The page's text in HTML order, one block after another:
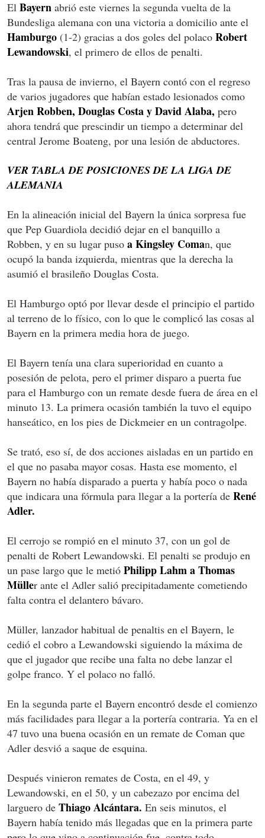
El Bayern abrió este viernes la segunda vuelta de la
Bundesliga alemana con una victoria a domicilio ante el
Hamburgo (1-2) gracias a dos goles del polaco Robert
Lewandowski, el primero de ellos de penalti.
Tras la pausa de invierno, el Bayern contó con el regreso
de varios jugadores que habían estado lesionados como
Arjen Robben, Douglas Costa y David Alaba, pero
ahora tendrá que prescindir un tiempo a determinar del
central Jerome Boateng, por una lesión de abductores.
VER TABLA DE POSICIONES DE LA LIGA DE
ALEMANIA
En la alineación inicial del Bayern la única sorpresa fue
que Pep Guardiola decidió dejar en el banquillo a
Robben, y en su lugar puso a Kingsley Coman, que
ocupó la banda izquierda, mientras que la derecha la
asumió el brasileño Douglas Costa.
El Hamburgo optó por llevar desde el principio el partido
al terreno de lo físico, con lo que le complicó las cosas al
Bayern en la primera media hora de juego.
El Bayern tenía una clara superioridad en cuanto a
posesión de pelota, pero el primer disparo a puerta fue
para el Hamburgo con un remate desde fuera de área en el
minuto 13. La primera ocasión también la tuvo el equipo
hanseático, en los pies de Dickmeier en un contragolpe.
Se trató, eso sí, de dos acciones aisladas en un partido en
el que no pasaba mayor cosas. Hasta ese momento, el
Bayern no había disparado a puerta y había poco o nada
que indicara una fórmula para llegar a la portería de René
Adler.
El cerrojo se rompió en el minuto 37, con un gol de
penalti de Robert Lewandowski. El penalti se produjo en
un pase largo que le metió Philipp Lahm a Thomas
Müller ante el Adler salió precipitadamente cometiendo
falta contra el delantero bávaro.
Müller, lanzador habitual de penaltis en el Bayern, le
cedió el cobro a Lewandowski siguiendo la máxima de
que el jugador que recibe una falta no debe lanzar el
golpe franco. Y el polaco no falló.
En la segunda parte el Bayern encontró desde el comienzo
más facilidades para llegar a la portería contraria. Ya en el
47 tuvo una buena ocasión en un remate de Coman que
Adler desvió a saque de esquina.
Después vinieron remates de Costa, en el 49, y
Lewandowski, en el 50, y un cabezazo por encima del
larguero de Thiago Alcántara. En seis minutos, el
Bayern había tenido más llegadas que en la primera parte